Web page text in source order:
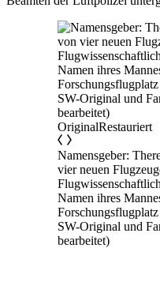
OriginalRestauriert
Namensgeber:
vier neuen
Namen ihres
SW-Original und
bearbeitet)